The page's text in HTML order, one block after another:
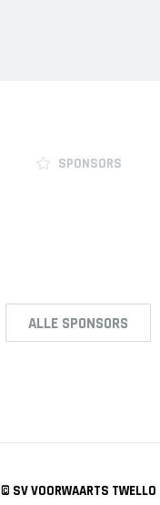
SPONSORS
ALLE SPONSORS
© SV VOORWAARTS TWELLO